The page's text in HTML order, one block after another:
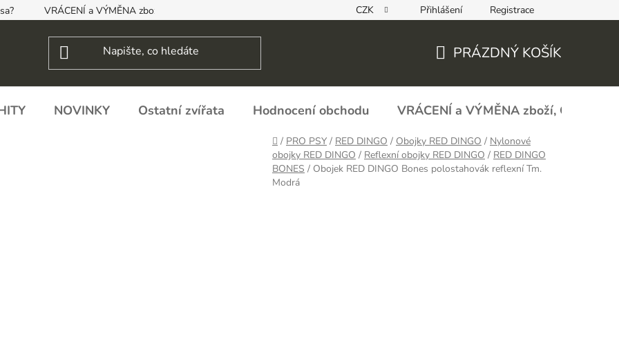
VRÁCENÍ a VÝMĚNA zboží, ODSTOUPENÍ OD SMLOUVY REKLAMAČNÍ FORMULÁŘ - zboží s vadou
CZK Přihlášení Registrace
KOŠÍK
PRÁZDNÝ KOŠÍK
NOVINKY Ostatní zvířata Hodnocení obchodu VRÁCENÍ a VÝMĚNA zboží,
Domů
/ PRO PSY / RED DINGO / Obojky RED DINGO / Nylonové
obojky RED DINGO / Reflexní obojky RED DINGO / RED DINGO
BONES / Obojek RED DINGO Bones polostahovák reflexní Tm.
Modrá